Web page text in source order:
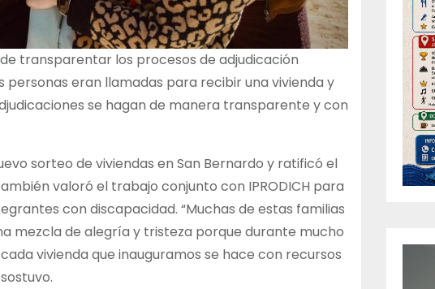
transparentar los procesos de adjudicación
eran llamadas para recibir una vivienda y
se hagan de manera transparente y con
sorteo de viviendas en San Bernardo y ratificó el
valoró el trabajo conjunto con IPRODICH para
con discapacidad. “Muchas de estas familias
mezcla de alegría y tristeza porque durante mucho
vivienda que inauguramos se hace con recursos